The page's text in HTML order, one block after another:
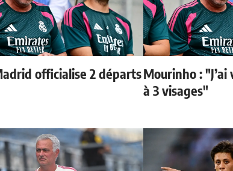
officialise 2 départsMourinho :
à 3 visages"